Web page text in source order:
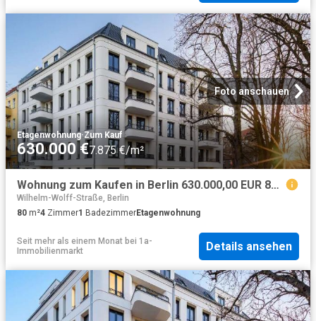
Foto anschauen
Etagenwohnung·Zum Kauf
630.000 €7.875 €/m²
Wohnung zum Kaufen in Berlin 630.000,00 EUR 80.58 m²
Wilhelm-Wolff-Straße, Berlin
80 m²4 Zimmer1 BadezimmerEtagenwohnung
Seit mehr als einem Monat bei 1a-
Immobilienmarkt
Details ansehen